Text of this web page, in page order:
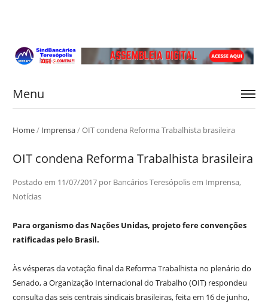
Menu
Home/ Imprensa/OIT condena Reforma Trabalhista brasileira
OIT condena Reforma Trabalhista brasileira
Postado em 11/07/2017por Bancários Teresópolisem Imprensa,
Notícias
Para organismo das Nações Unidas, projeto fere convenções
ratificadas pelo Brasil.
Às vésperas da votação final da Reforma Trabalhista no plenário do
Senado, a Organização Internacional do Trabalho (OIT) respondeu
consulta das seis centrais sindicais brasileiras, feita em 16 de junho,